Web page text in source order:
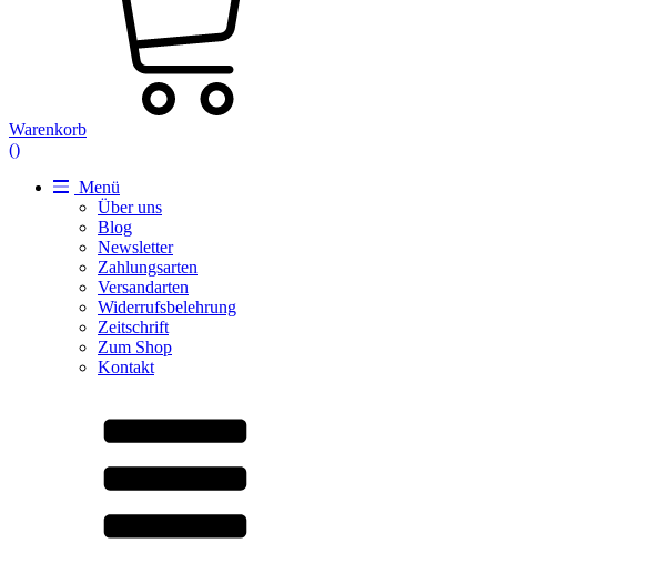
Warenkorb
()
Menü
Über uns
Blog
Newsletter
Zahlungsarten
Versandarten
Widerrufsbelehrung
Zeitschrift
Zum Shop
Kontakt